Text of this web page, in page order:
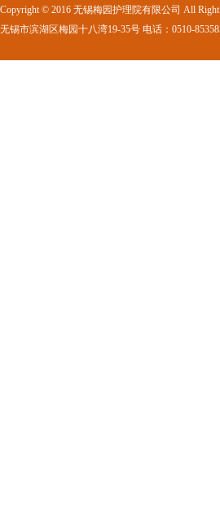
Copyright © 2016 无锡梅园护理院有限公司 All Right
无锡市滨湖区梅园十八湾19-35号 电话：0510-